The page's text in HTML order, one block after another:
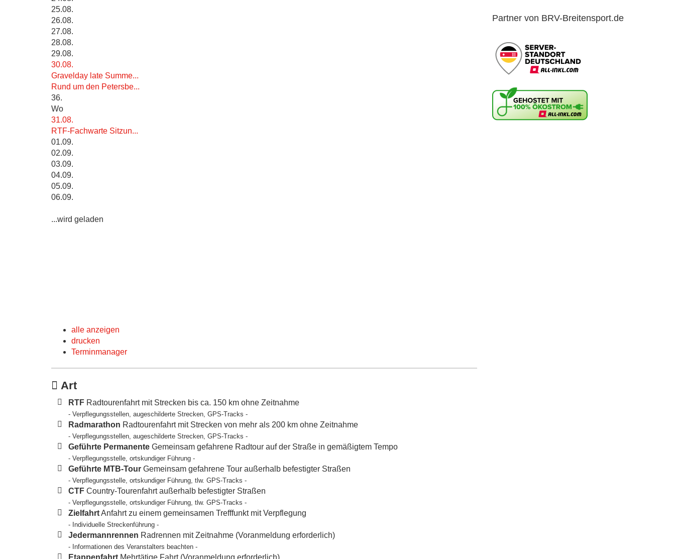
25.08.
26.08.
27.08.
28.08.
29.08.
30.08.
Gravelday late Summe...
Rund um den Petersbe...
36.
Wo
31.08.
RTF-Fachwarte Sitzun...
01.09.
02.09.
03.09.
04.09.
05.09.
06.09.
...wird geladen
alle anzeigen
drucken
Terminmanager
Art
RTF Radtourenfahrt mit Strecken bis ca. 150 km ohne Zeitnahme
- Verpflegungsstellen, augeschilderte Strecken, GPS-Tracks -
Radmarathon Radtourenfahrt mit Strecken von mehr als 200 km ohne Zeitnahme
- Verpflegungsstellen, augeschilderte Strecken, GPS-Tracks -
Geführte Permanente Gemeinsam gefahrene Radtour auf der Straße in gemäßigtem Tempo
- Verpflegungsstelle, ortskundiger Führung -
Geführte MTB-Tour Gemeinsam gefahrene Tour außerhalb befestigter Straßen
- Verpflegungsstelle, ortskundiger Führung, tlw. GPS-Tracks -
CTF Country-Tourenfahrt außerhalb befestigter Straßen
- Verpflegungsstelle, ortskundiger Führung, tlw. GPS-Tracks -
ZielfahrtAnfahrt zu einem gemeinsamen Trefffunkt mit Verpflegung
- Individuelle Streckenführung -
Jedermannrennen Radrennen mit Zeitnahme (Voranmeldung erforderlich)
- Informationen des Veranstalters beachten -
Etappenfahrt Mehrtätige Fahrt (Voranmeldung erforderlich)
Partner von BRV-Breitensport.de